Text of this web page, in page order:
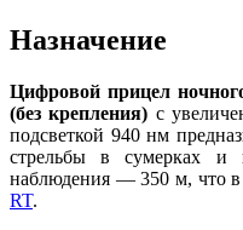
Назначение
Цифровой прицел
(без крепления) с
подсветкой 940 нм
стрельбы в сумерках и
наблюдения — 350 м, что
RT.